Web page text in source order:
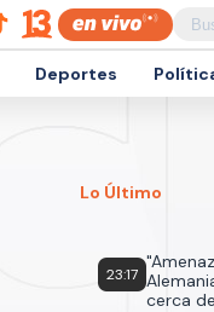
Deportes
Lo Último
23:17
cerca